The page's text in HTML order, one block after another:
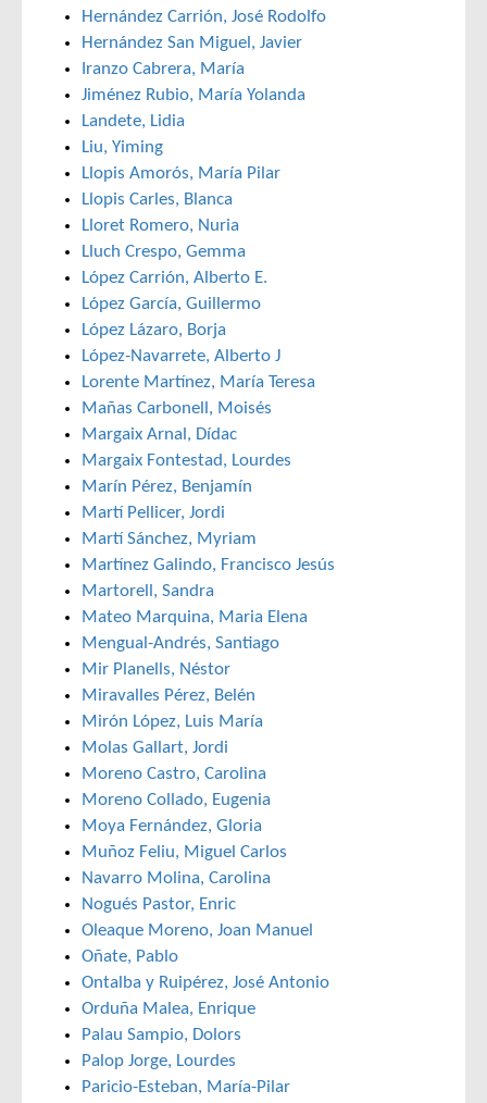
Hernández Carrión, José Rodolfo
Hernández San Miguel, Javier
Iranzo Cabrera, María
Jiménez Rubio, María Yolanda
Landete, Lidia
Liu, Yiming
Llopis Amorós, María Pilar
Llopis Carles, Blanca
Lloret Romero, Nuria
Lluch Crespo, Gemma
López Carrión, Alberto E.
López García, Guillermo
López Lázaro, Borja
López-Navarrete, Alberto J
Lorente Martínez, María Teresa
Mañas Carbonell, Moisés
Margaix Arnal, Dídac
Margaix Fontestad, Lourdes
Marín Pérez, Benjamín
Martí Pellicer, Jordi
Martí Sánchez, Myriam
Martínez Galindo, Francisco Jesús
Martorell, Sandra
Mateo Marquina, Maria Elena
Mengual-Andrés, Santiago
Mir Planells, Néstor
Miravalles Pérez, Belén
Mirón López, Luis María
Molas Gallart, Jordi
Moreno Castro, Carolina
Moreno Collado, Eugenia
Moya Fernández, Gloria
Muñoz Feliu, Miguel Carlos
Navarro Molina, Carolina
Nogués Pastor, Enric
Oleaque Moreno, Joan Manuel
Oñate, Pablo
Ontalba y Ruipérez, José Antonio
Orduña Malea, Enrique
Palau Sampio, Dolors
Palop Jorge, Lourdes
Paricio-Esteban, María-Pilar